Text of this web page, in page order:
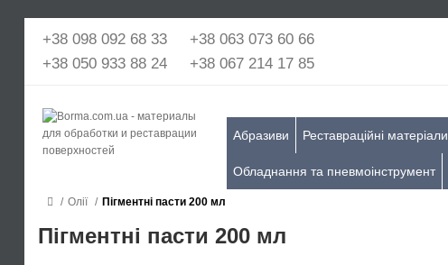
+38 098 092 68 33
+38 063 073 60 66
+38 050 933 88 24
+38 067 214 17 85
Абразиви Реставраційні матеріали
Обладнання та пневмоінструмент
Олії Пігментні пасти 200 мл
Пігментні пасти 200 мл